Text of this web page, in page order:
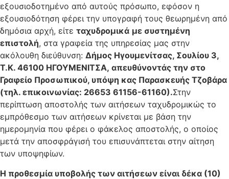
εξουσιοδοτημένο από αυτούς πρόσωπο, εφόσον η
εξουσιοδότηση φέρει την υπογραφή τους θεωρημένη από
δημόσια αρχή, είτε ταχυδρομικά με συστημένη
επιστολή, στα γραφεία της υπηρεσίας μας στην
ακόλουθη διεύθυνση: Δήμος Ηγουμενίτσας, Σουλίου 3,
Τ.Κ. 46100 ΗΓΟΥΜΕΝΙΤΣΑ, απευθύνοντάς την στο
Γραφείο Προσωπικού, υπόψη κας Παρασκευής Τζοβάρα
(τηλ. επικοινωνίας: 26653 61156-61160).Στην
περίπτωση αποστολής των αιτήσεων ταχυδρομικώς το
εμπρόθεσμο των αιτήσεων κρίνεται με βάση την
ημερομηνία που φέρει ο φάκελος αποστολής, ο οποίος
μετά την αποσφράγισή του επισυνάπτεται στην αίτηση
των υποψηφίων.
Η προθεσμία υποβολής των αιτήσεων είναι δέκα (10)